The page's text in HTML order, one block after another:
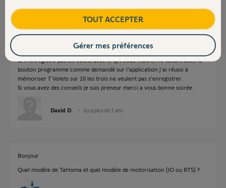
Bonsoir ,
Désolé de vous déranger si tard je viens pour votre commentaire et vous
Je n'enregistre pas les volets avec le QR code mais en le faisant avec le
bouton programme comme demandé sur l'application j'ai réussi à
mémoriser 7 Volets sur 10 les trois ne veulent pas s'enregistrer.
Si vous avez des conseils je suis preneur merci a vous bonne soirée .
David D. il y a plus de 2 ans
Bonjour
Quel modèle de TaHoma et quel modèle de motorisation (IO ou RTS) ?
TOUT ACCEPTER
Gérer mes préférences